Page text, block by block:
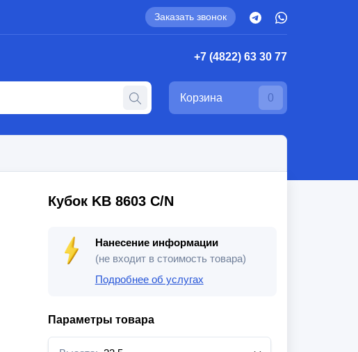
Заказать звонок
+7 (4822) 63 30 77
Корзина 0
Кубок KB 8603 C/N
Нанесение информации
(не входит в стоимость товара)
Подробнее об услугах
Параметры товара